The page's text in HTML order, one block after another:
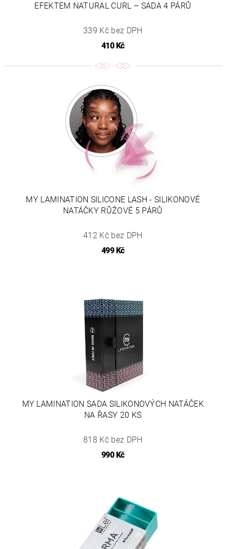
EFEKTEM NATURAL CURL – SADA 4 PÁRŮ
339 Kč bez DPH
410 Kč
MY LAMINATION SILICONE LASH - SILIKONOVÉ
NATÁČKY RŮŽOVÉ 5 PÁRŮ
412 Kč bez DPH
499 Kč
MY LAMINATION SADA SILIKONOVÝCH NATÁČEK
NA ŘASY 20 KS
818 Kč bez DPH
990 Kč